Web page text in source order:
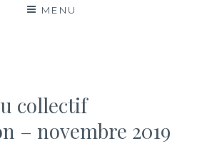
MENU
collectif
– novembre 2019